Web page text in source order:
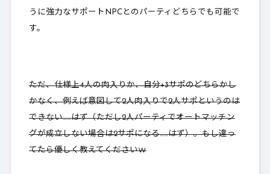
うに強力なサポートNPCとのパーティどちらでも可能で
す。
ただ、仕様上4人の肉入りか、自分+3サポのどちらかし
かなく、例えば意図して2人肉入りで2人サポというのは
できない……はず（ただし2人パーティでオートマッチン
グが成立しない場合は2サポになる……はず）。もし違っ
てたら優しく教えてくださいｗ